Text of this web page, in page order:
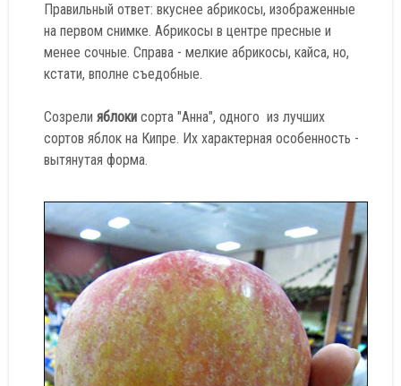
Правильный ответ: вкуснее абрикосы, изображенные
на первом снимке. Абрикосы в центре пресные и
менее сочные. Справа - мелкие абрикосы, кайса, но,
кстати, вполне съедобные.
Созрели яблоки сорта "Анна", одного из лучших
сортов яблок на Кипре. Их характерная особенность -
вытянутая форма.